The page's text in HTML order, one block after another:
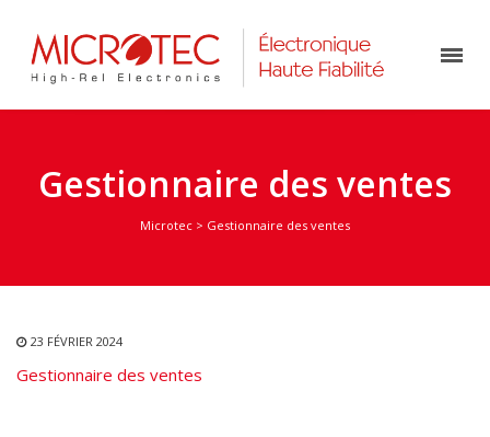
Gestionnaire des ventes
Microtec > Gestionnaire des ventes
23 FÉVRIER 2024
Gestionnaire des ventes